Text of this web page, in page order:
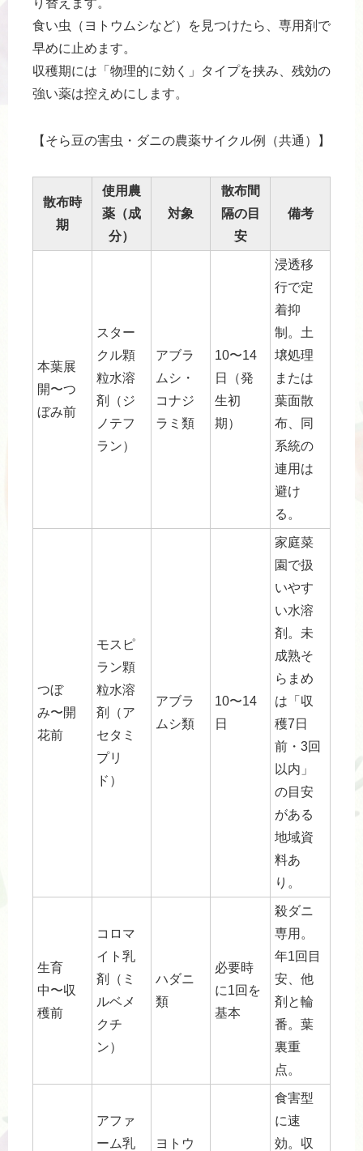
食い虫（ヨトウムシなど）を見つけたら、専用剤で
早めに止めます。
収穫期には「物理的に効く」タイプを挟み、残効の
強い薬は控えめにします。
【そら豆の害虫・ダニの農薬サイクル例（共通）】
散布時
期
使用農
薬（成
分）
対象
散布間
隔の目
安
備考
本葉展
開〜つ
ぼみ前
スター
クル顆
粒水溶
剤（ジ
ノテフ
ラン）
アブラ
ムシ・
コナジ
ラミ類
10〜14
日（発
生初
期）
浸透移
行で定
着抑
制。土
壌処理
または
葉面散
布、同
系統の
連用は
避け
る。
つぼ
み〜開
花前
モスピ
ラン顆
粒水溶
剤（ア
セタミ
プリ
ド）
アブラ
ムシ類
10〜14
日
家庭菜
園で扱
いやす
い水溶
剤。未
成熟そ
らまめ
は「収
穫7日
前・3回
以内」
の目安
がある
地域資
料あ
り。
生育
中〜収
穫前
コロマ
イト乳
剤（ミ
ルベメ
クチ
ン）
ハダニ
類
必要時
に1回を
基本
殺ダニ
専用。
年1回目
安、他
剤と輪
番。葉
裏重
点。
アファ
ーム乳
ヨトウ
食害型
に速
効。収